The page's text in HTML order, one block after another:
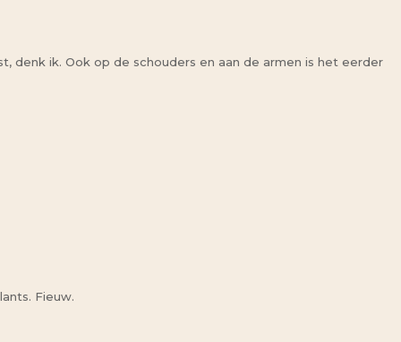
denk ik. Ook op de schouders en aan de armen is het eerder
Fieuw.